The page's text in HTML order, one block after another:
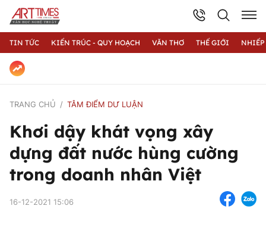
TIN TỨC KIẾN TRÚC - QUY HOẠCH VĂN THƠ THẾ GIỚI
TRANG CHỦ TÂM ĐIỂM DƯ LUẬN
Khơi dậy khát vọng xây
dựng đất nước hùng cường
trong doanh nhân Việt
16-12-2021 15:06